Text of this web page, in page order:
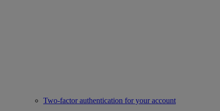
Two-factor authentication for your account